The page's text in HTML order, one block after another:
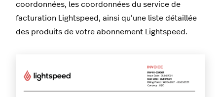
coordonnées, les coordonnées du service de
facturation Lightspeed, ainsi qu’une liste détaillée
des produits de votre abonnement Lightspeed.